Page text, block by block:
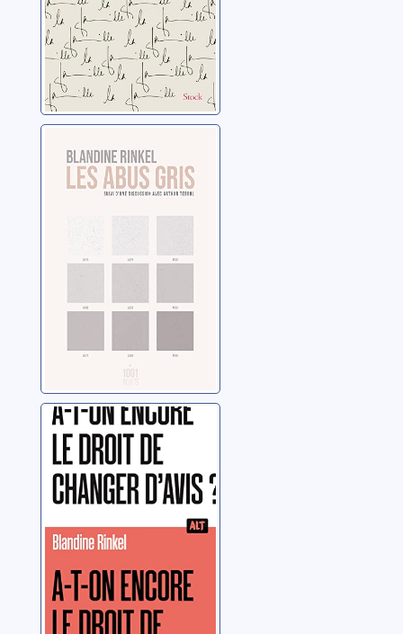
Rinkel, Blandine
A-t-on encore le
droit de changer
d'avis ?
Rinkel, Blandine